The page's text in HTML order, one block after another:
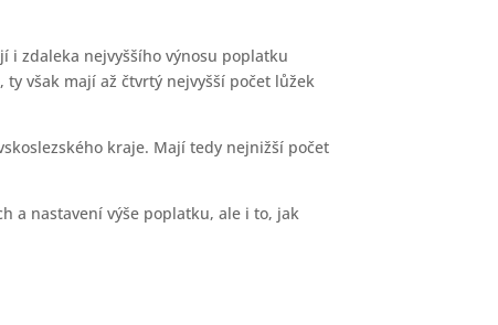
i zdaleka nejvyššího výnosu poplatku
však mají až čtvrtý nejvyšší počet lůžek
kraje. Mají tedy nejnižší počet
a nastavení výše poplatku, ale i to, jak